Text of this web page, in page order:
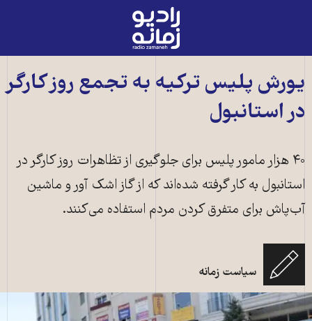
رادیو
زمانه
به
صفحه
یورش پلیس ترکیه به تجمع روز کارگر
در استانبول
۴۰ هزار مامور پلیس برای جلوگیری از تظاهرات روز کارگر در
استانبول به کار گرفته شده‌اند که از گاز اشک آور و ماشین
آب‌پاش برای متفرق کردن مردم استفاده می‌کنند.
سیاست زمانه